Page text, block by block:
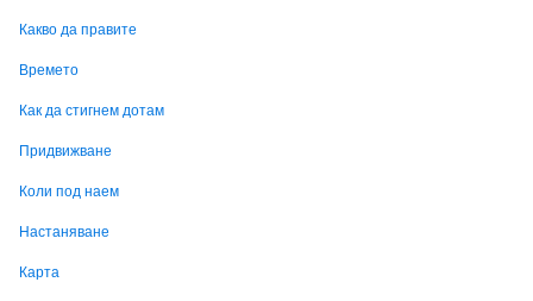
Какво да правите
Времето
Как да стигнем дотам
Придвижване
Коли под наем
Настаняване
Карта